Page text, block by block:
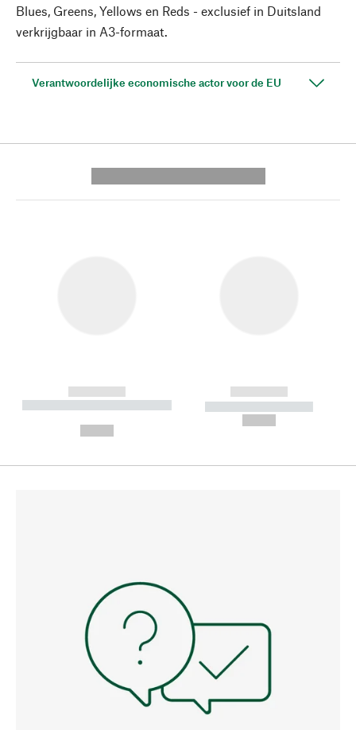
Blues, Greens, Yellows en Reds - exclusief in Duitsland
verkrijgbaar in A3-formaat.
Verantwoordelijke economische actor voor de EU
------------
----------- ----------- --------
------------
----------- -----------